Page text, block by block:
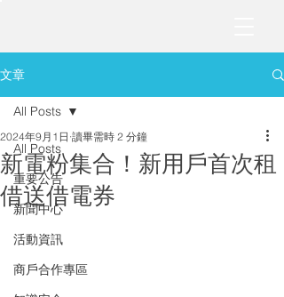
文章
All Posts
重要公告
新聞中心
活動資訊
商戶合作專區
All Posts
新電粉集合！新用戶首次租
借送借電券
2024年9月1日 讀畢需時 2 分鐘